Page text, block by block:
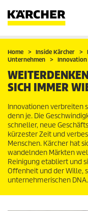
Warenkorb
Wunschliste
Home Inside Kärcher
Unternehmen
Innovation
SICH IMMER
Innovationen verbreiten
denn je. Die
schneller, neue
kürzester Zeit und
Menschen. Kärcher hat
wandelnden Märkten
Reinigung etabliert und
Offenheit und der Wille,
unternehmerischen DNA.